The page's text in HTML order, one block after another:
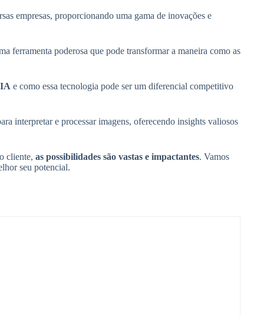
empresas, proporcionando uma gama de inovações e
ferramenta poderosa que pode transformar a maneira como as
IA e como essa tecnologia pode ser um diferencial competitivo
interpretar e processar imagens, oferecendo insights valiosos
cliente, as possibilidades são vastas e impactantes. Vamos
seu potencial.